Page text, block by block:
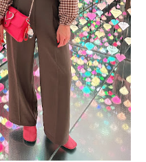
bestaat 16 jaar. Zestien.